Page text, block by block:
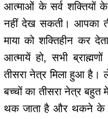
आत्माओं के सर्व शक्तियों
नहीं देख सकती। आपका
माया को शक्तिहीन कर
आत्मायें हो, सभी ब्राह्मणों
तीसरा नेत्र मिला हुआ है।
बच्चों का तीसरा नेत्र
थक जाता है और थकने के